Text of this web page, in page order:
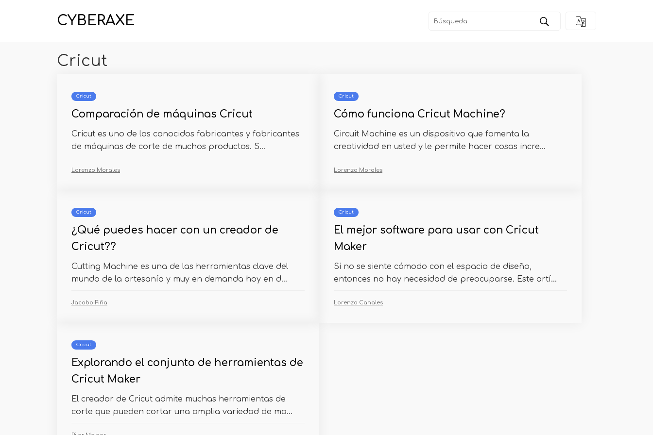
CYBERAXE
Cricut
Cricut
Comparación de máquinas Cricut
Cricut es uno de los conocidos fabricantes y fabricantes
de máquinas de corte de muchos productos. S...
Lorenzo Morales
Cricut
Cómo funciona Cricut Machine?
Circuit Machine es un dispositivo que fomenta la
creatividad en usted y le permite hacer cosas incre...
Lorenzo Morales
Cricut
¿Qué puedes hacer con un creador de
Cricut??
Cutting Machine es una de las herramientas clave del
mundo de la artesanía y muy en demanda hoy en d...
Jacobo Piña
Cricut
El mejor software para usar con Cricut
Maker
Si no se siente cómodo con el espacio de diseño,
entonces no hay necesidad de preocuparse. Este artí...
Lorenzo Canales
Cricut
Explorando el conjunto de herramientas de
Cricut Maker
El creador de Cricut admite muchas herramientas de
corte que pueden cortar una amplia variedad de ma...